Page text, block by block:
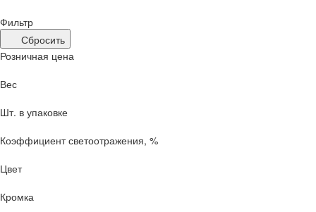
Фильтр
Сбросить
Розничная цена
Вес
Шт. в упаковке
Коэффициент светоотражения, %
Цвет
Кромка